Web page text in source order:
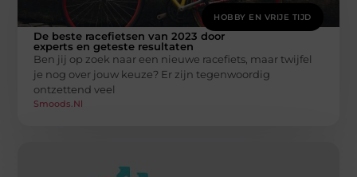
HOBBY EN VRIJE TIJD
De beste racefietsen van 2023 door
experts en geteste resultaten
Ben jij op zoek naar een nieuwe racefiets, maar twijfel
je nog over jouw keuze? Er zijn tegenwoordig
ontzettend veel
Smoods.nl